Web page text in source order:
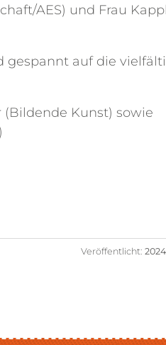
AES) und Frau
gespannt auf die
(Bildende Kunst) sowie
Veröffentlicht: